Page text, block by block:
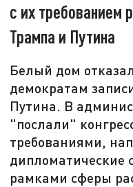
с их требованием
Трампа и Путина
Белый дом
демократам
Путина. В
"послали"
требованиями,
дипломатические
рамками сферы